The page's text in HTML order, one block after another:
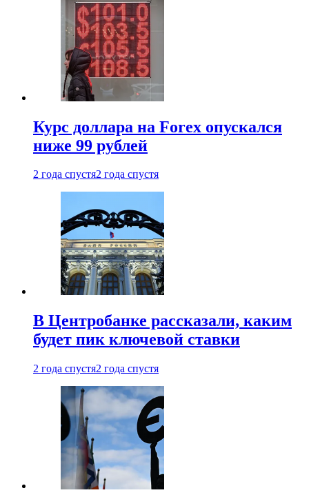
Курс доллара на Forex опускался
ниже 99 рублей
2 года спустя2 года спустя
В Центробанке рассказали, каким
будет пик ключевой ставки
2 года спустя2 года спустя